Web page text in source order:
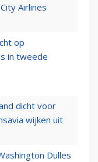
Airlines
op
in tweede
dicht voor
wijken uit
Dulles